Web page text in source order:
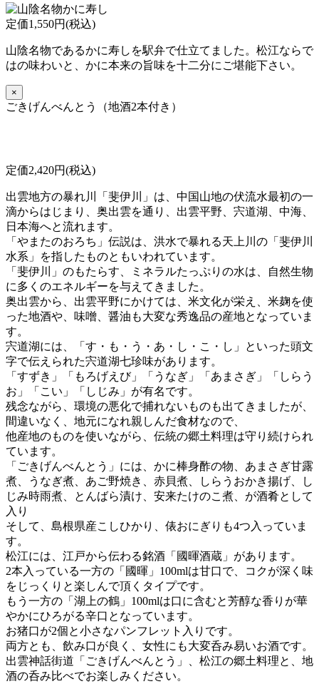
定価1,550円(税込)
山陰名物であるかに寿しを駅弁で仕立てました。松江ならで
はの味わいと、かに本来の旨味を十二分にご堪能下さい。
×
ごきげんべんとう（地酒2本付き）
定価2,420円(税込)
出雲地方の暴れ川「斐伊川」は、中国山地の伏流水最初の一
滴からはじまり、奥出雲を通り、出雲平野、宍道湖、中海、
日本海へと流れます。
「やまたのおろち」伝説は、洪水で暴れる天上川の「斐伊川
水系」を指したものともいわれています。
「斐伊川」のもたらす、ミネラルたっぷりの水は、自然生物
に多くのエネルギーを与えてきました。
奥出雲から、出雲平野にかけては、米文化が栄え、米麹を使
った地酒や、味噌、醤油も大変な秀逸品の産地となっていま
す。
宍道湖には、「す・も・う・あ・し・こ・し」といった頭文
字で伝えられた宍道湖七珍味があります。
「すずき」「もろげえび」「うなぎ」「あまさぎ」「しらう
お」「こい」「しじみ」が有名です。
残念ながら、環境の悪化で捕れないものも出てきましたが、
間違いなく、地元になれ親しんだ食材なので、
他産地のものを使いながら、伝統の郷土料理は守り続けられ
ています。
「ごきげんべんとう」には、かに棒身酢の物、あまさぎ甘露
煮、うなぎ煮、あご野焼き、赤貝煮、しらうおかき揚げ、し
じみ時雨煮、とんばら漬け、安来たけのこ煮、が酒肴として
入り
そして、島根県産こしひかり、俵おにぎりも4つ入っていま
す。
松江には、江戸から伝わる銘酒「國暉酒蔵」があります。
2本入っている一方の「國暉」100mlは甘口で、コクが深く味
をじっくりと楽しんで頂くタイプです。
もう一方の「湖上の鶴」100mlは口に含むと芳醇な香りが華
やかにひろがる辛口となっています。
お猪口が2個と小さなパンフレット入りです。
両方とも、飲み口が良く、女性にも大変呑み易いお酒です。
出雲神話街道「ごきげんべんとう」、松江の郷土料理と、地
酒の呑み比べでお楽しみください。